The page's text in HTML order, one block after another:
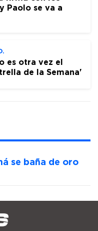
Paolo se va a
es otra vez el
de la Semana'
se baña de oro